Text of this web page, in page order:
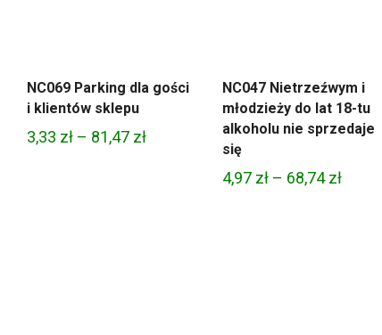
NC069 Parking dla gości
i klientów sklepu
3,33 zł – 81,47 złZakres
NC047 Nietrzeźwym i
młodzieży do lat 18-tu
alkoholu nie sprzedaje
się
4,97 zł – 68,74złZakres